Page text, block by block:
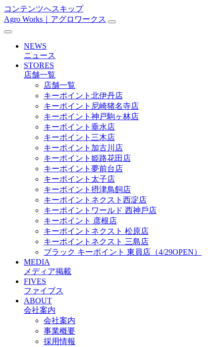
コンテンツへスキップ
メ
イ
Agro Works｜アグロワークス
NEWS
ニュース
STORES
店舗一覧
店舗一覧
キーポイント北伊丹店
キーポイント尼崎猪名寺店
キーポイント神戸駒ヶ林店
キーポイント垂水店
キーポイント三木店
キーポイント加古川店
キーポイント姫路花田店
キーポイント夢前台店
キーポイント太子店
キーポイント摂津鳥飼店
キーポイントネクスト西淀店
キーポイントワールド ⻄神戶店
キーポイント 彦根店
キーポイントネクスト 松原店
キーポイントネクスト 三島店
ブラック キーポイント 東員店（4/29OPEN）
MEDIA
メディア掲載
FIVES
ファイブス
ABOUT
会社案内
会社案内
事業概要
採用情報